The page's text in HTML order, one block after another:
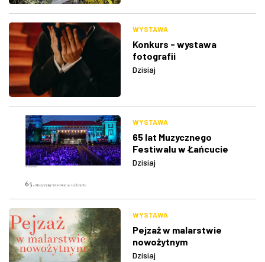
WYSTAWA
Konkurs - wystawa
fotografii
Dzisiaj
WYSTAWA
65 lat Muzycznego
Festiwalu w Łańcucie
Dzisiaj
WYSTAWA
Pejzaż w malarstwie
nowożytnym
Dzisiaj